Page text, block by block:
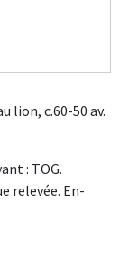
lion, c.60-50 av.
: TOG.
relevée. En-